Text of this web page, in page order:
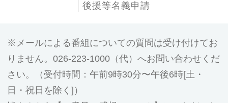
後援等名義申請
メールによる番組についての質問は受け付けてお
りません。026-223-1000（代）へお問い合わせくだ
さい。（受付時間：午前9時30分〜午後6時[土・
日・祝日を除く]）